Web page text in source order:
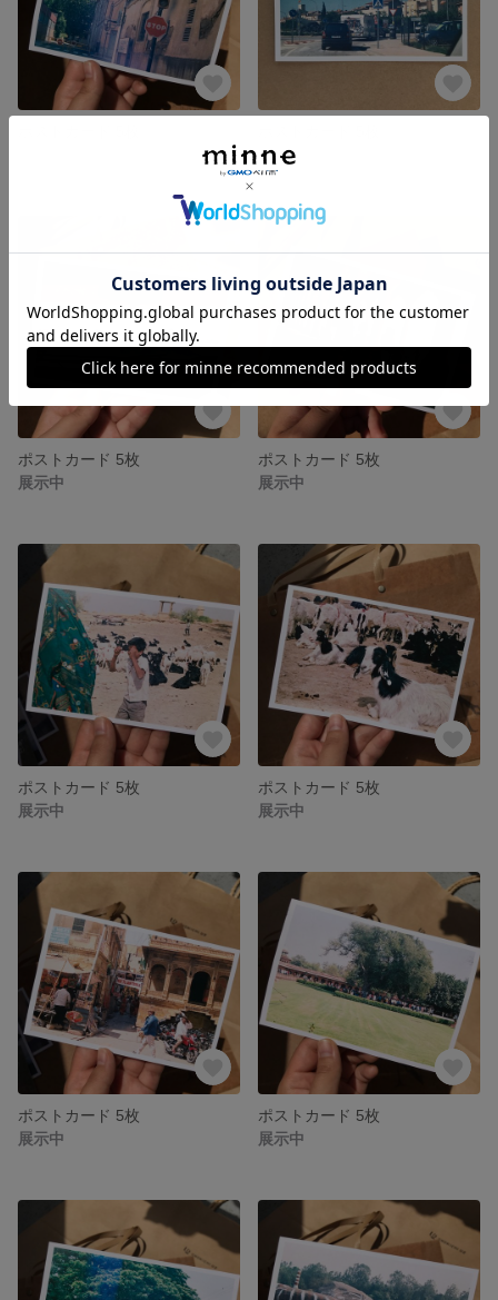
展示中
ポストカード 5枚
展示中
ポストカード 5枚
展示中
ポストカード 5枚
展示中
ポストカード 5枚
展示中
ポストカード 5枚
展示中
ポストカード 5枚
展示中